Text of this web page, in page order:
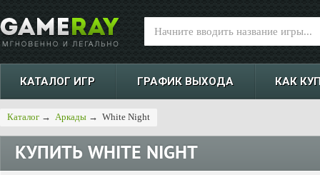
КАТАЛОГ ИГР ГРАФИК ВЫХОДА КАК
Каталог → Аркады → White Night
КУПИТЬ WHITE NIGHT